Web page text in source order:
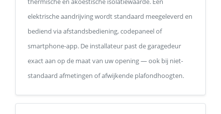
elektrische aandrijving wordt standaard meegeleverd en
bediend via afstandsbediening, codepaneel of
smartphone-app. De installateur past de garagedeur
exact aan op de maat van uw opening — ook bij niet-
standaard afmetingen of afwijkende plafondhoogten.